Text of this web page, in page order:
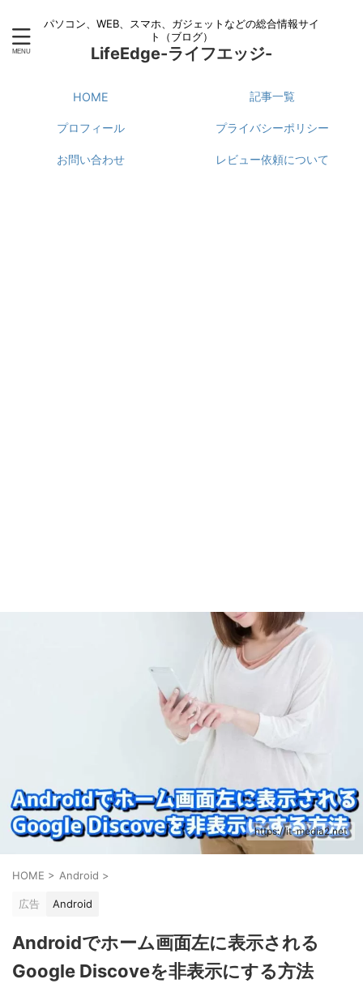
パソコン、WEB、スマホ、ガジェットなどの総合情報サイ
ト（ブログ）
LifeEdge-ライフエッジ-
HOME 記事一覧
プロフィール プライバシーポリシー
お問い合わせ レビュー依頼について
https://it-media2.net
HOME > Android >
広告 Android
Androidでホーム画面左に表示される
Google Discoveを非表示にする方法